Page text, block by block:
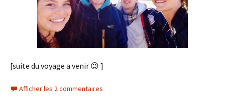
[suite du voyage a venir 😉 ]
Afficher les 2 commentaires